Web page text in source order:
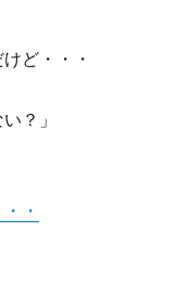
ど・・・
？」
・